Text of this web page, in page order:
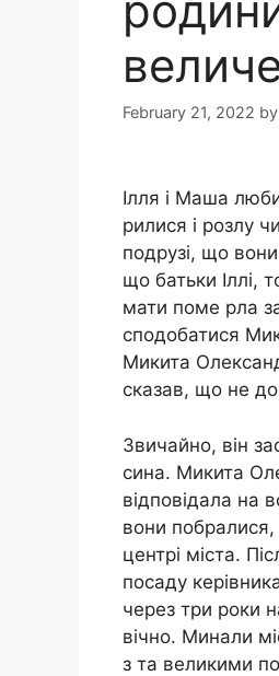
February 21, 2022 by
Ілля і Маша
рилися і розлу
подрузі, що
що батьки Іллі,
мати поме рла
сподобатися
Микита
сказав, що не
Звичайно, він
сина. Микита
відповідала на
вони побралися,
центрі міста.
посаду
через три роки
вічно. Минали
з та великими